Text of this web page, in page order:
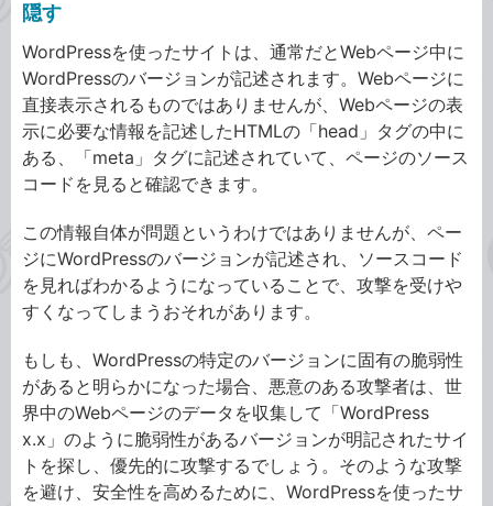
隠す
WordPressを使ったサイトは、通常だとWebページ中に
WordPressのバージョンが記述されます。Webページに
直接表示されるものではありませんが、Webページの表
示に必要な情報を記述したHTMLの「head」タグの中に
ある、「meta」タグに記述されていて、ページのソース
コードを見ると確認できます。
この情報自体が問題というわけではありませんが、ペー
ジにWordPressのバージョンが記述され、ソースコード
を見ればわかるようになっていることで、攻撃を受けや
すくなってしまうおそれがあります。
もしも、WordPressの特定のバージョンに固有の脆弱性
があると明らかになった場合、悪意のある攻撃者は、世
界中のWebページのデータを収集して「WordPress
x.x」のように脆弱性があるバージョンが明記されたサイ
トを探し、優先的に攻撃するでしょう。そのような攻撃
を避け、安全性を高めるために、WordPressを使ったサ